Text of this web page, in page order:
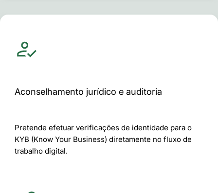
Aconselhamento jurídico e auditoria
Pretende efetuar verificações de identidade para o
KYB (Know Your Business) diretamente no fluxo de
trabalho digital.